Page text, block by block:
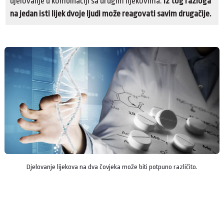
na jedan isti lijek dvoje ljudi može reagovati savim drugačije.
Djelovanje lijekova na dva čovjeka može biti potpuno različito.